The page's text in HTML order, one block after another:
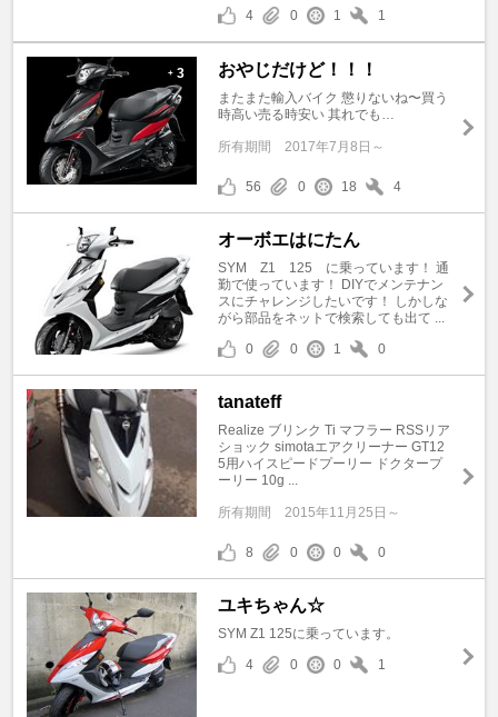
4 0 1 1
+ 3 おやじだけど！！！
またまた輸入バイク 懲りないね〜買う
時高い売る時安い 其れでも…
所有期間 2017年7月8日～
56 0 18 4
オーボエはにたん
SYM Z1 125 に乗っています！ 通
勤で使っています！ DIYでメンテナン
スにチャレンジしたいです！ しかしな
がら部品をネットで検索しても出て ...
0
0 1 0
tanateff
Realize ブリンク Ti マフラー RSSリア
ショック simotaエアクリーナー GT12
5用ハイスピードプーリー ドクタープ
ーリー 10g ...
所有期間 2015年11月25日～
8 0 0 0
ユキちゃん☆
SYM Z1 125に乗っています。
4
0 0 1